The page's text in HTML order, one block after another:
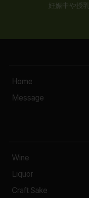
妊娠中や授
Home
Message
Wine
Liquor
Craft Sake